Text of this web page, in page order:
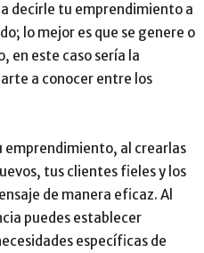
decirle tu emprendimiento a
lo mejor es que se genere o
en este caso sería la
a conocer entre los
emprendimiento, al crearlas
tus clientes fieles y los
de manera eficaz. Al
puedes establecer
específicas de